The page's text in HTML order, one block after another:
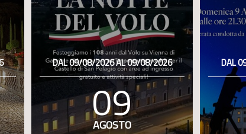
DAL 09/08/2026 AL 09/08/2026
09
AGOSTO
DAL